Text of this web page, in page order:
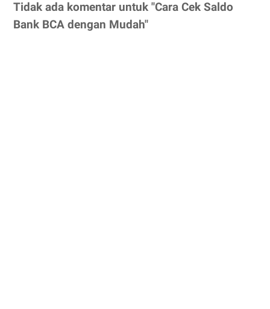
Tidak ada komentar untuk "Cara Cek Saldo
Bank BCA dengan Mudah"